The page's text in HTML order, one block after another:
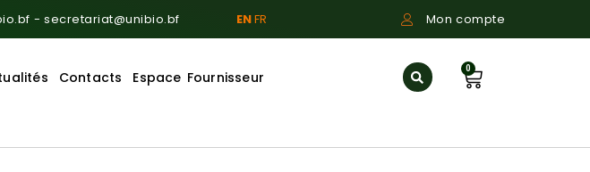
- secretariat@unibio.bf ENFR Mon compte
Contacts Espace Fournisseur
0